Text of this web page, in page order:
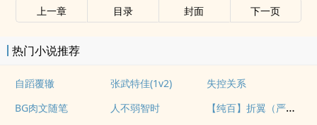
上一章 目录 封面 下一页
热门小说推荐
自蹈覆辙 张武特佳(1v2)
失控关系
BG肉文随笔
人不弱智时 【纯百】折翼（严厉上司是小鸟）